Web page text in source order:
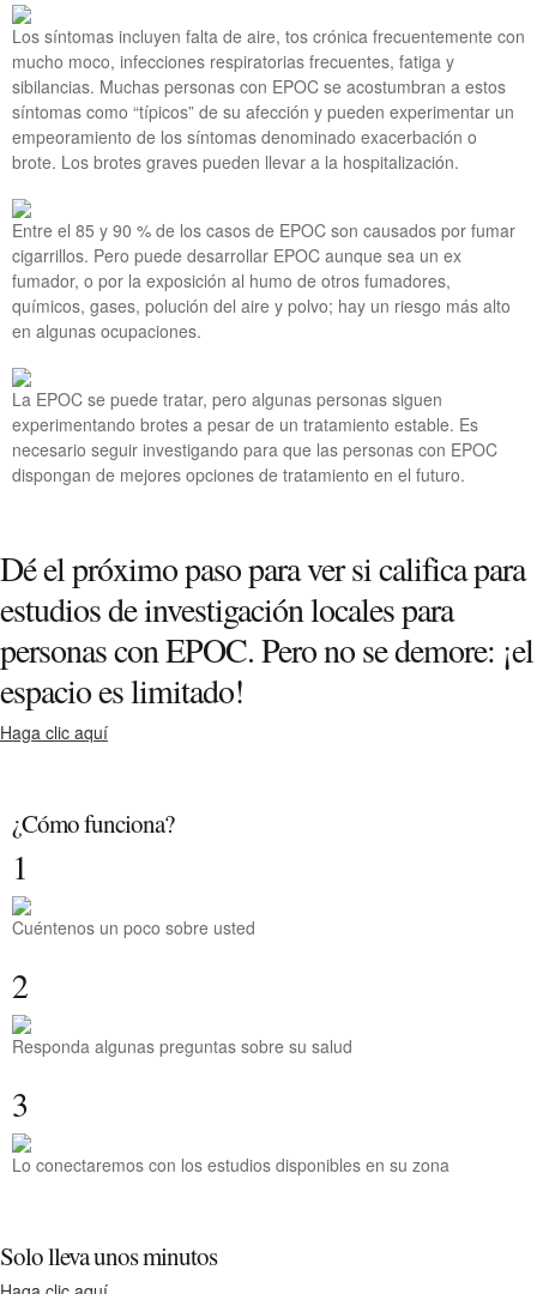
Los síntomas incluyen falta de aire, tos crónica frecuentemente con
mucho moco, infecciones respiratorias frecuentes, fatiga y
sibilancias. Muchas personas con EPOC se acostumbran a estos
síntomas como “típicos” de su afección y pueden experimentar un
empeoramiento de los síntomas denominado exacerbación o
brote. Los brotes graves pueden llevar a la hospitalización.
Entre el 85 y 90 % de los casos de EPOC son causados por fumar
cigarrillos. Pero puede desarrollar EPOC aunque sea un ex
fumador, o por la exposición al humo de otros fumadores,
químicos, gases, polución del aire y polvo; hay un riesgo más alto
en algunas ocupaciones.
La EPOC se puede tratar, pero algunas personas siguen
experimentando brotes a pesar de un tratamiento estable. Es
necesario seguir investigando para que las personas con EPOC
dispongan de mejores opciones de tratamiento en el futuro.
Dé el próximo paso para ver si califica para
estudios de investigación locales para
personas con EPOC. Pero no se demore: ¡el
espacio es limitado!
Haga clic aquí
¿Cómo funciona?
1
Cuéntenos un poco sobre usted
2
Responda algunas preguntas sobre su salud
3
Lo conectaremos con los estudios disponibles en su zona
Solo lleva unos minutos